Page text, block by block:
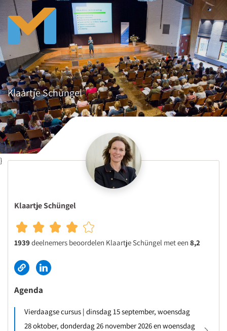
Klaartje Schüngel
}
Klaartje Schüngel
1939deelnemers beoordelen Klaartje Schüngel met een 8,2
Agenda
Vierdaagse cursus | dinsdag 15 september, woensdag
28 oktober, donderdag 26 november 2026 en woensdag